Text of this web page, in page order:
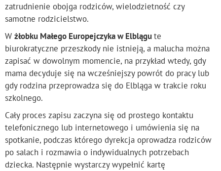
zatrudnienie obojga rodziców, wielodzietność czy
samotne rodzicielstwo.
W żłobku Małego Europejczyka w Elblągute
biurokratyczne przeszkody nie istnieją, a malucha można
zapisać w dowolnym momencie, na przykład wtedy, gdy
mama decyduje się na wcześniejszy powrót do pracy lub
gdy rodzina przeprowadza się do Elbląga w trakcie roku
szkolnego.
Cały proces zapisu zaczyna się od prostego kontaktu
telefonicznego lub internetowego i umówienia się na
spotkanie, podczas którego dyrekcja oprowadza rodziców
po salach i rozmawia o indywidualnych potrzebach
dziecka. Następnie wystarczy wypełnić kartę